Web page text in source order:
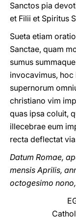
Sanctos pia
et Filii et Spiritus
Sueta etiam
Sanctae, quam
sumus
invocavimus, hoc
supernorum
christiano vim
quas ipsa coluit,
illecebrae eum
recta deflectat
Datum Romae,
mensis Aprilis,
octogesimo